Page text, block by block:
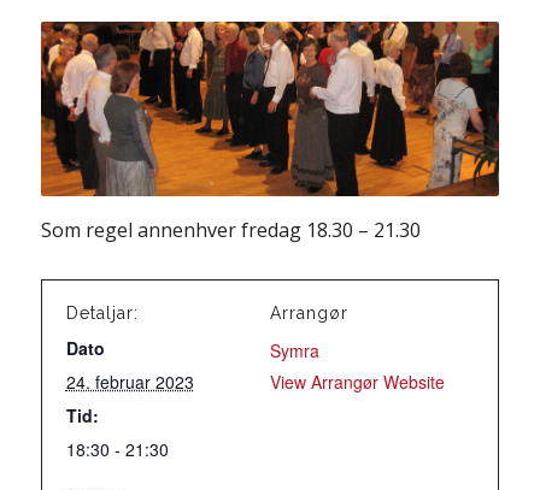
Som regel annenhver fredag 18.30 – 21.30
Detaljar:
Dato
24. februar 2023
Tid:
18:30 - 21:30
Arrangør
Symra
View Arrangør Website